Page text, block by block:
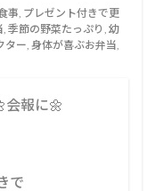
事, プレゼント付きで更
, 季節の野菜たっぷり , 幼
ター, 身体が喜ぶお弁当,
会報に⁡🌼
で⁡